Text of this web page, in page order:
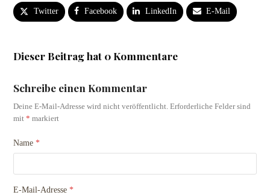
Twitter Facebook LinkedIn E-Mail
Dieser Beitrag hat 0 Kommentare
Schreibe einen Kommentar
Deine E-Mail-Adresse wird nicht veröffentlicht. Erforderliche Felder sind
mit* markiert
Name*
E-Mail-Adresse*